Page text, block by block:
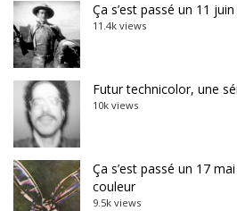
Ça s’est passé un 11
11.4k views
Futur technicolor, une
10k views
Ça s’est passé un 17
couleur
9.5k views